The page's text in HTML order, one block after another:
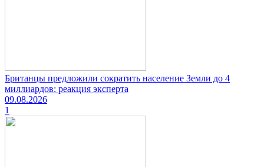
Британцы предложили сократить население Земли до 4
миллиардов: реакция эксперта
09.08.2026
1